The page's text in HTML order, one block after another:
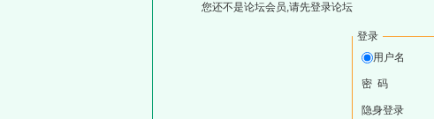
您还不是论坛会员,请先登录论坛
登录
用户名
密 码
隐身登录